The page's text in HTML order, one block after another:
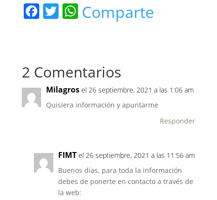
F
b
o
o
T W
A
p
p
Comparte
2 Comentarios
Milagros el 26 septiembre, 2021 a las 1:06 am
Quisiera información y apuntarme
Responder
FIMT el 26 septiembre, 2021 a las 11:56 am
Buenos días, para toda la información
debes de ponerte en contacto a través de
la web: